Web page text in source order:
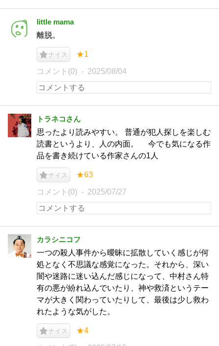
little mama
離脱。
ナイス ★1
コメント(0) 2025/08/04
トラネコさん
思ったより読みやすい。 普通が犯人探しを楽しむ
読書というより、人の内面。 今でも気になる作
品を書き続けている作家さんの1人
ナイス ★63
コメント(0) 2025/07/27
カラシニコフ
一つの殺人事件から曖昧に拡散していく感じが何
処となく不思議な感覚になった。それから、深い
闇や迷路に迷い込んだ感じになって、中村さん特
有の悪が紛れ込んでいたり、神や救済というテー
マが大きく関わっていたりして、最後は少し救わ
れたような気がした。
ナイス ★4